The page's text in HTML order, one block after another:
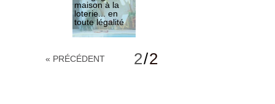
maison à la
loterie... en
toute légalité
légale... sous
certaines
« PRÉCÉDENT 2/2